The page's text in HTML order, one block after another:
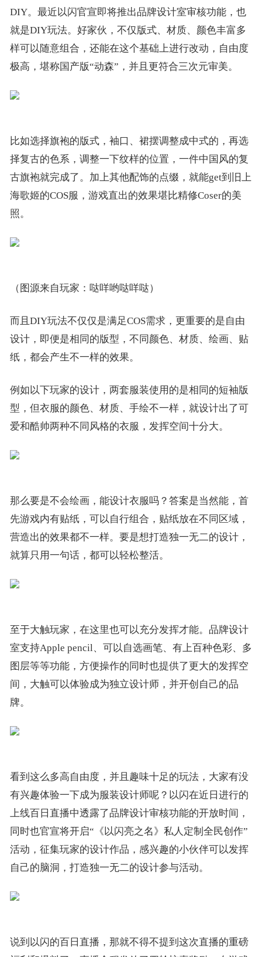
DIY。最近以闪官宣即将推出品牌设计室审核功能，也
就是DIY玩法。好家伙，不仅版式、材质、颜色丰富多
样可以随意组合，还能在这个基础上进行改动，自由度
极高，堪称国产版“动森”，并且更符合三次元审美。
比如选择旗袍的版式，袖口、裙摆调整成中式的，再选
择复古的色系，调整一下纹样的位置，一件中国风的复
古旗袍就完成了。加上其他配饰的点缀，就能get到旧上
海歌姬的COS服，游戏直出的效果堪比精修Coser的美
照。
（图源来自玩家：哒咩哟哒咩哒）
而且DIY玩法不仅仅是满足COS需求，更重要的是自由
设计，即便是相同的版型，不同颜色、材质、绘画、贴
纸，都会产生不一样的效果。
例如以下玩家的设计，两套服装使用的是相同的短袖版
型，但衣服的颜色、材质、手绘不一样，就设计出了可
爱和酷帅两种不同风格的衣服，发挥空间十分大。
那么要是不会绘画，能设计衣服吗？答案是当然能，首
先游戏内有贴纸，可以自行组合，贴纸放在不同区域，
营造出的效果都不一样。要是想打造独一无二的设计，
就算只用一句话，都可以轻松整活。
至于大触玩家，在这里也可以充分发挥才能。品牌设计
室支持Apple pencil、可以自选画笔、有上百种色彩、多
图层等等功能，方便操作的同时也提供了更大的发挥空
间，大触可以体验成为独立设计师，并开创自己的品
牌。
看到这么多高自由度，并且趣味十足的玩法，大家有没
有兴趣体验一下成为服装设计师呢？以闪在近日进行的
上线百日直播中透露了品牌设计审核功能的开放时间，
同时也官宣将开启“《以闪亮之名》私人定制全民创作”
活动，征集玩家的设计作品，感兴趣的小伙伴可以发挥
自己的脑洞，打造独一无二的设计参与活动。
说到以闪的百日直播，那就不得不提到这次直播的重磅